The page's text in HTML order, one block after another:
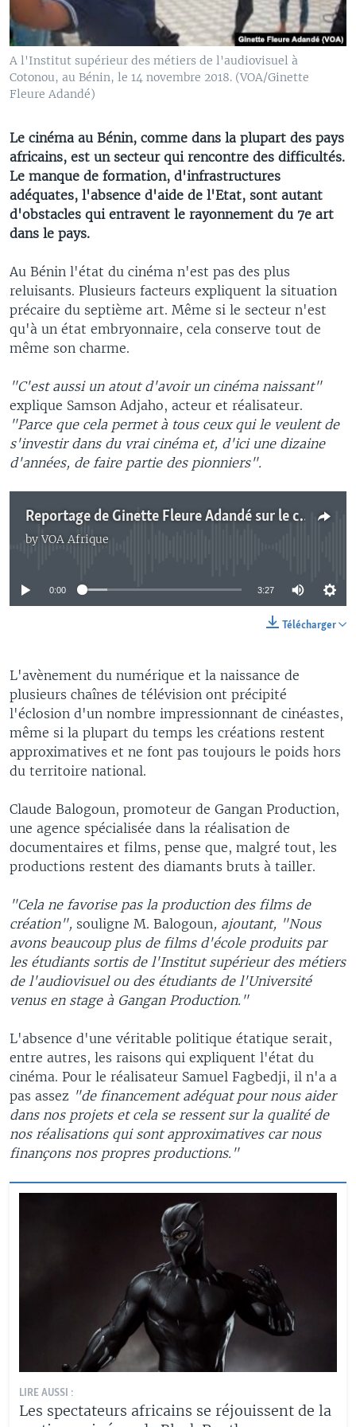
A l'Institut supérieur des métiers de l'audiovisuel à
Cotonou, au Bénin, le 14 novembre 2018. (VOA/Ginette
Fleure Adandé)
Le cinéma au Bénin, comme dans la plupart des pays
africains, est un secteur qui rencontre des difficultés.
Le manque de formation, d'infrastructures
adéquates, l'absence d'aide de l'Etat, sont autant
d'obstacles qui entravent le rayonnement du 7e art
dans le pays.
Au Bénin l'état du cinéma n'est pas des plus
reluisants. Plusieurs facteurs expliquent la situation
précaire du septième art. Même si le secteur n'est
qu'à un état embryonnaire, cela conserve tout de
même son charme.
"C'est aussi un atout d'avoir un cinéma naissant"
explique Samson Adjaho, acteur et réalisateur​.
"Parce que cela permet à tous ceux qui le veulent de
s'investir dans du vrai cinéma et, d'ici une dizaine
d'années, de faire partie des pionniers".
Reportage de Ginette Fleure Adandé sur le cinéma au Bénin
byVOA Afrique
No media source currently available
0:00 3:27
Télécharger
L'avènement du numérique et la naissance de
plusieurs chaînes de télévision ont précipité
l'éclosion d'un nombre impressionnant de cinéastes,
même si la plupart du temps les créations restent
approximatives et ne font pas toujours le poids hors
du territoire national.
Claude Balogoun, promoteur de Gangan Production,
une agence spécialisée dans la réalisation de
documentaires et films, pense que, malgré tout, les
productions restent des diamants bruts à tailler.
"Cela ne favorise pas la production des films de
création", souligne M. Balogoun​, ajoutant, "Nous
avons beaucoup plus de films d'école produits par
les étudiants sortis de l'Institut supérieur des métiers
de l'audiovisuel ou des étudiants de l'Université
venus en stage à Gangan Production."
L'absence d'une véritable politique étatique serait,
entre autres, les raisons qui expliquent l'état du
cinéma. Pour le réalisateur Samuel Fagbedji​, il n'a a
pas assez "de financement adéquat pour nous aider
dans nos projets et cela se ressent sur la qualité de
nos réalisations qui sont approximatives car nous
finançons nos propres productions."
LIRE AUSSI :
Les spectateurs africains se réjouissent de la